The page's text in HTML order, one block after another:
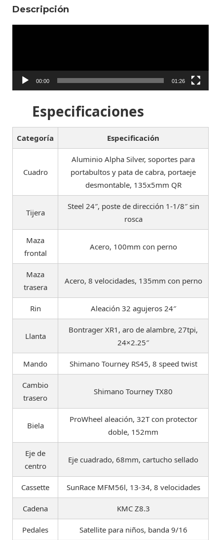
Descripción
00:00 01:26
Especificaciones
Categoría Especificación
Cuadro
Aluminio Alpha Silver, soportes para
portabultos y pata de cabra, portaeje
desmontable, 135x5mm QR
Tijera
Steel 24″, poste de dirección 1-1/8″ sin
rosca
Maza
frontal
Acero, 100mm con perno
Maza
trasera
Acero, 8 velocidades, 135mm con perno
Rin Aleación 32 agujeros 24″
Llanta
Bontrager XR1, aro de alambre, 27tpi,
24×2.25″
Mando Shimano Tourney RS45, 8 speed twist
Cambio
trasero
Shimano Tourney TX80
Biela
ProWheel aleación, 32T con protector
doble, 152mm
Eje de
centro
Eje cuadrado, 68mm, cartucho sellado
Cassette SunRace MFM56l, 13-34, 8 velocidades
Cadena KMC Z8.3
Pedales Satellite para niños, banda 9/16